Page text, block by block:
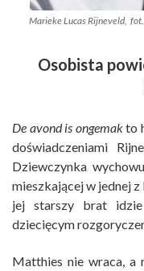
Marieke Lucas Rijneveld,
Osobista
De avond is ongemakto
doświadczeniami
Dziewczynka
mieszkającej w jednej
jej starszy brat
dziecięcym
Matthies nie wraca, a